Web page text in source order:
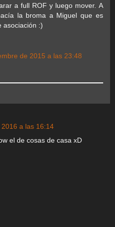
a full ROF y luego mover. A
la broma a Miguel que es
asociación :)
de 2015 a las 23:48
a las 16:14
el de cosas de casa xD